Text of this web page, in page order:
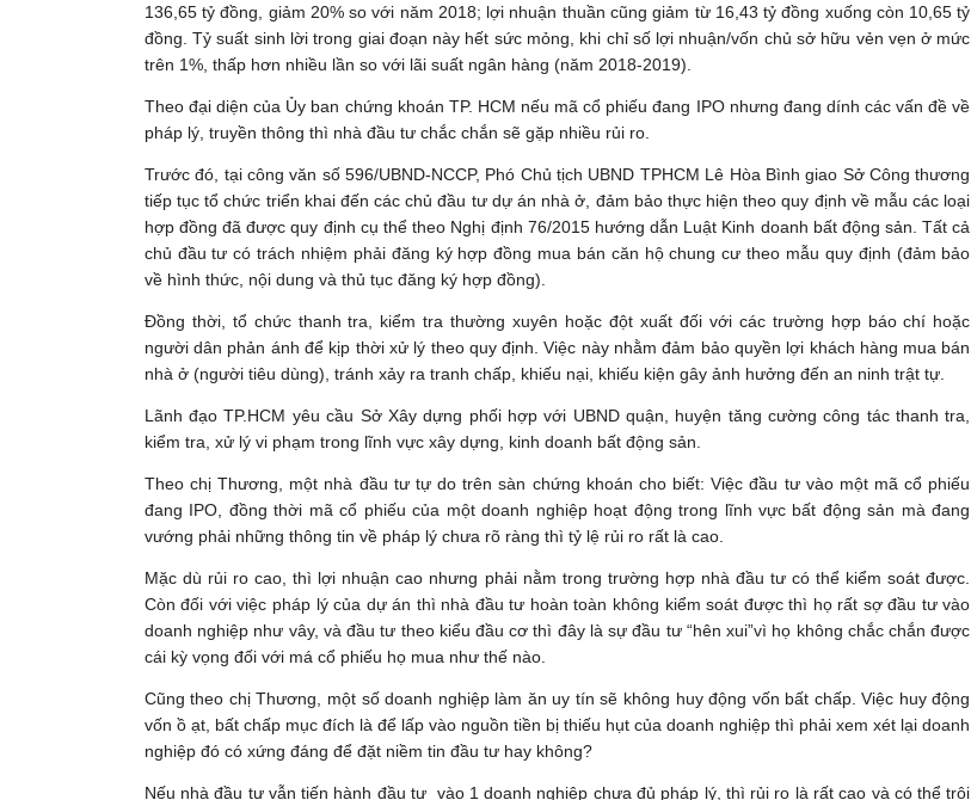
136,65 tỷ đồng, giảm 20% so với năm 2018; lợi nhuận thuần cũng giảm từ 16,43 tỷ đồng xuống còn 10,65 tỷ
đồng. Tỷ suất sinh lời trong giai đoạn này hết sức mỏng, khi chỉ số lợi nhuận/vốn chủ sở hữu vẻn vẹn ở mức
trên 1%, thấp hơn nhiều lần so với lãi suất ngân hàng (năm 2018-2019).
Theo đại diện của Ủy ban chứng khoán TP. HCM nếu mã cổ phiếu đang IPO nhưng đang dính các vấn đề về
pháp lý, truyền thông thì nhà đầu tư chắc chắn sẽ gặp nhiều rủi ro.
Trước đó, tại công văn số 596/UBND-NCCP, Phó Chủ tịch UBND TPHCM Lê Hòa Bình giao Sở Công thương
tiếp tục tổ chức triển khai đến các chủ đầu tư dự án nhà ở, đảm bảo thực hiện theo quy định về mẫu các loại
hợp đồng đã được quy định cụ thể theo Nghị định 76/2015 hướng dẫn Luật Kinh doanh bất động sản. Tất cả
chủ đầu tư có trách nhiệm phải đăng ký hợp đồng mua bán căn hộ chung cư theo mẫu quy định (đảm bảo
về hình thức, nội dung và thủ tục đăng ký hợp đồng).
Đồng thời, tổ chức thanh tra, kiểm tra thường xuyên hoặc đột xuất đối với các trường hợp báo chí hoặc
người dân phản ánh để kịp thời xử lý theo quy định. Việc này nhằm đảm bảo quyền lợi khách hàng mua bán
nhà ở (người tiêu dùng), tránh xảy ra tranh chấp, khiếu nại, khiếu kiện gây ảnh hưởng đến an ninh trật tự.
Lãnh đạo TP.HCM yêu cầu Sở Xây dựng phối hợp với UBND quận, huyện tăng cường công tác thanh tra,
kiểm tra, xử lý vi phạm trong lĩnh vực xây dựng, kinh doanh bất động sản.
Theo chị Thương, một nhà đầu tư tự do trên sàn chứng khoán cho biết: Việc đầu tư vào một mã cổ phiếu
đang IPO, đồng thời mã cổ phiếu của một doanh nghiệp hoạt động trong lĩnh vực bất động sản mà đang
vướng phải những thông tin về pháp lý chưa rõ ràng thì tỷ lệ rủi ro rất là cao.
Mặc dù rủi ro cao, thì lợi nhuận cao nhưng phải nằm trong trường hợp nhà đầu tư có thể kiểm soát được.
Còn đối với việc pháp lý của dự án thì nhà đầu tư hoàn toàn không kiểm soát được thì họ rất sợ đầu tư vào
doanh nghiệp như vây, và đầu tư theo kiểu đầu cơ thì đây là sự đầu tư “hên xui”vì họ không chắc chắn được
cái kỳ vọng đối với má cổ phiếu họ mua như thế nào.
Cũng theo chị Thương, một số doanh nghiệp làm ăn uy tín sẽ không huy động vốn bất chấp. Việc huy động
vốn ồ ạt, bất chấp mục đích là để lấp vào nguồn tiền bị thiếu hụt của doanh nghiệp thì phải xem xét lại doanh
nghiệp đó có xứng đáng để đặt niềm tin đầu tư hay không?
Nếu nhà đầu tư vẫn tiến hành đầu tư vào 1 doanh nghiệp chưa đủ pháp lý, thì rủi ro là rất cao và có thể trôi